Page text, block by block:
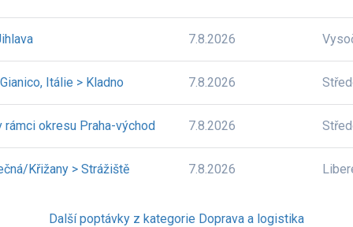
7.8.2026
Itálie > Kladno 7.8.2026
okresu Praha-východ 7.8.2026
Křižany > Strážiště 7.8.2026
Další poptávky z kategorie Doprava a logistika